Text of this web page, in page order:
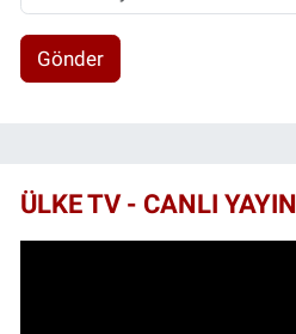
Gönder
ÜLKE TV - CANLI YAYIN